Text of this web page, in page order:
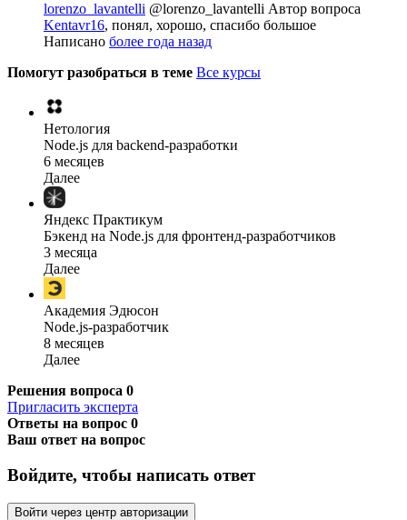
lorenzo_lavantelli @lorenzo_lavantelli Автор вопроса
Kentavr16, понял, хорошо, спасибо большое
Написано более года назад
Помогут разобраться в теме Все курсы
Нетология
Node.js для backend-разработки
6 месяцев
Далее
Яндекс Практикум
Бэкенд на Node.js для фронтенд-разработчиков
3 месяца
Далее
Академия Эдюсон
Node.js-разработчик
8 месяцев
Далее
Решения вопроса 0
Пригласить эксперта
Ответы на вопрос 0
Ваш ответ на вопрос
Войдите, чтобы написать ответ
Войти через центр авторизации